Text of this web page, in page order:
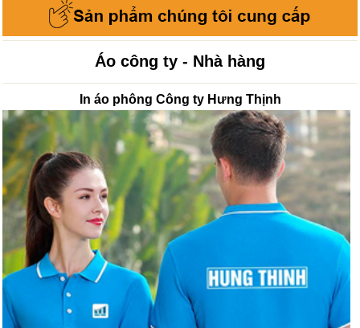
Áo công ty - Nhà hàng
In áo phông Công ty Hưng Thịnh